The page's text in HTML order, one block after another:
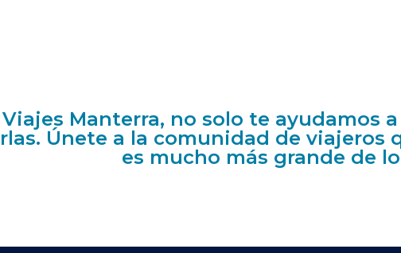
Viajes Manterra, no solo te ayudamos
Únete a la comunidad de
es mucho más grande de